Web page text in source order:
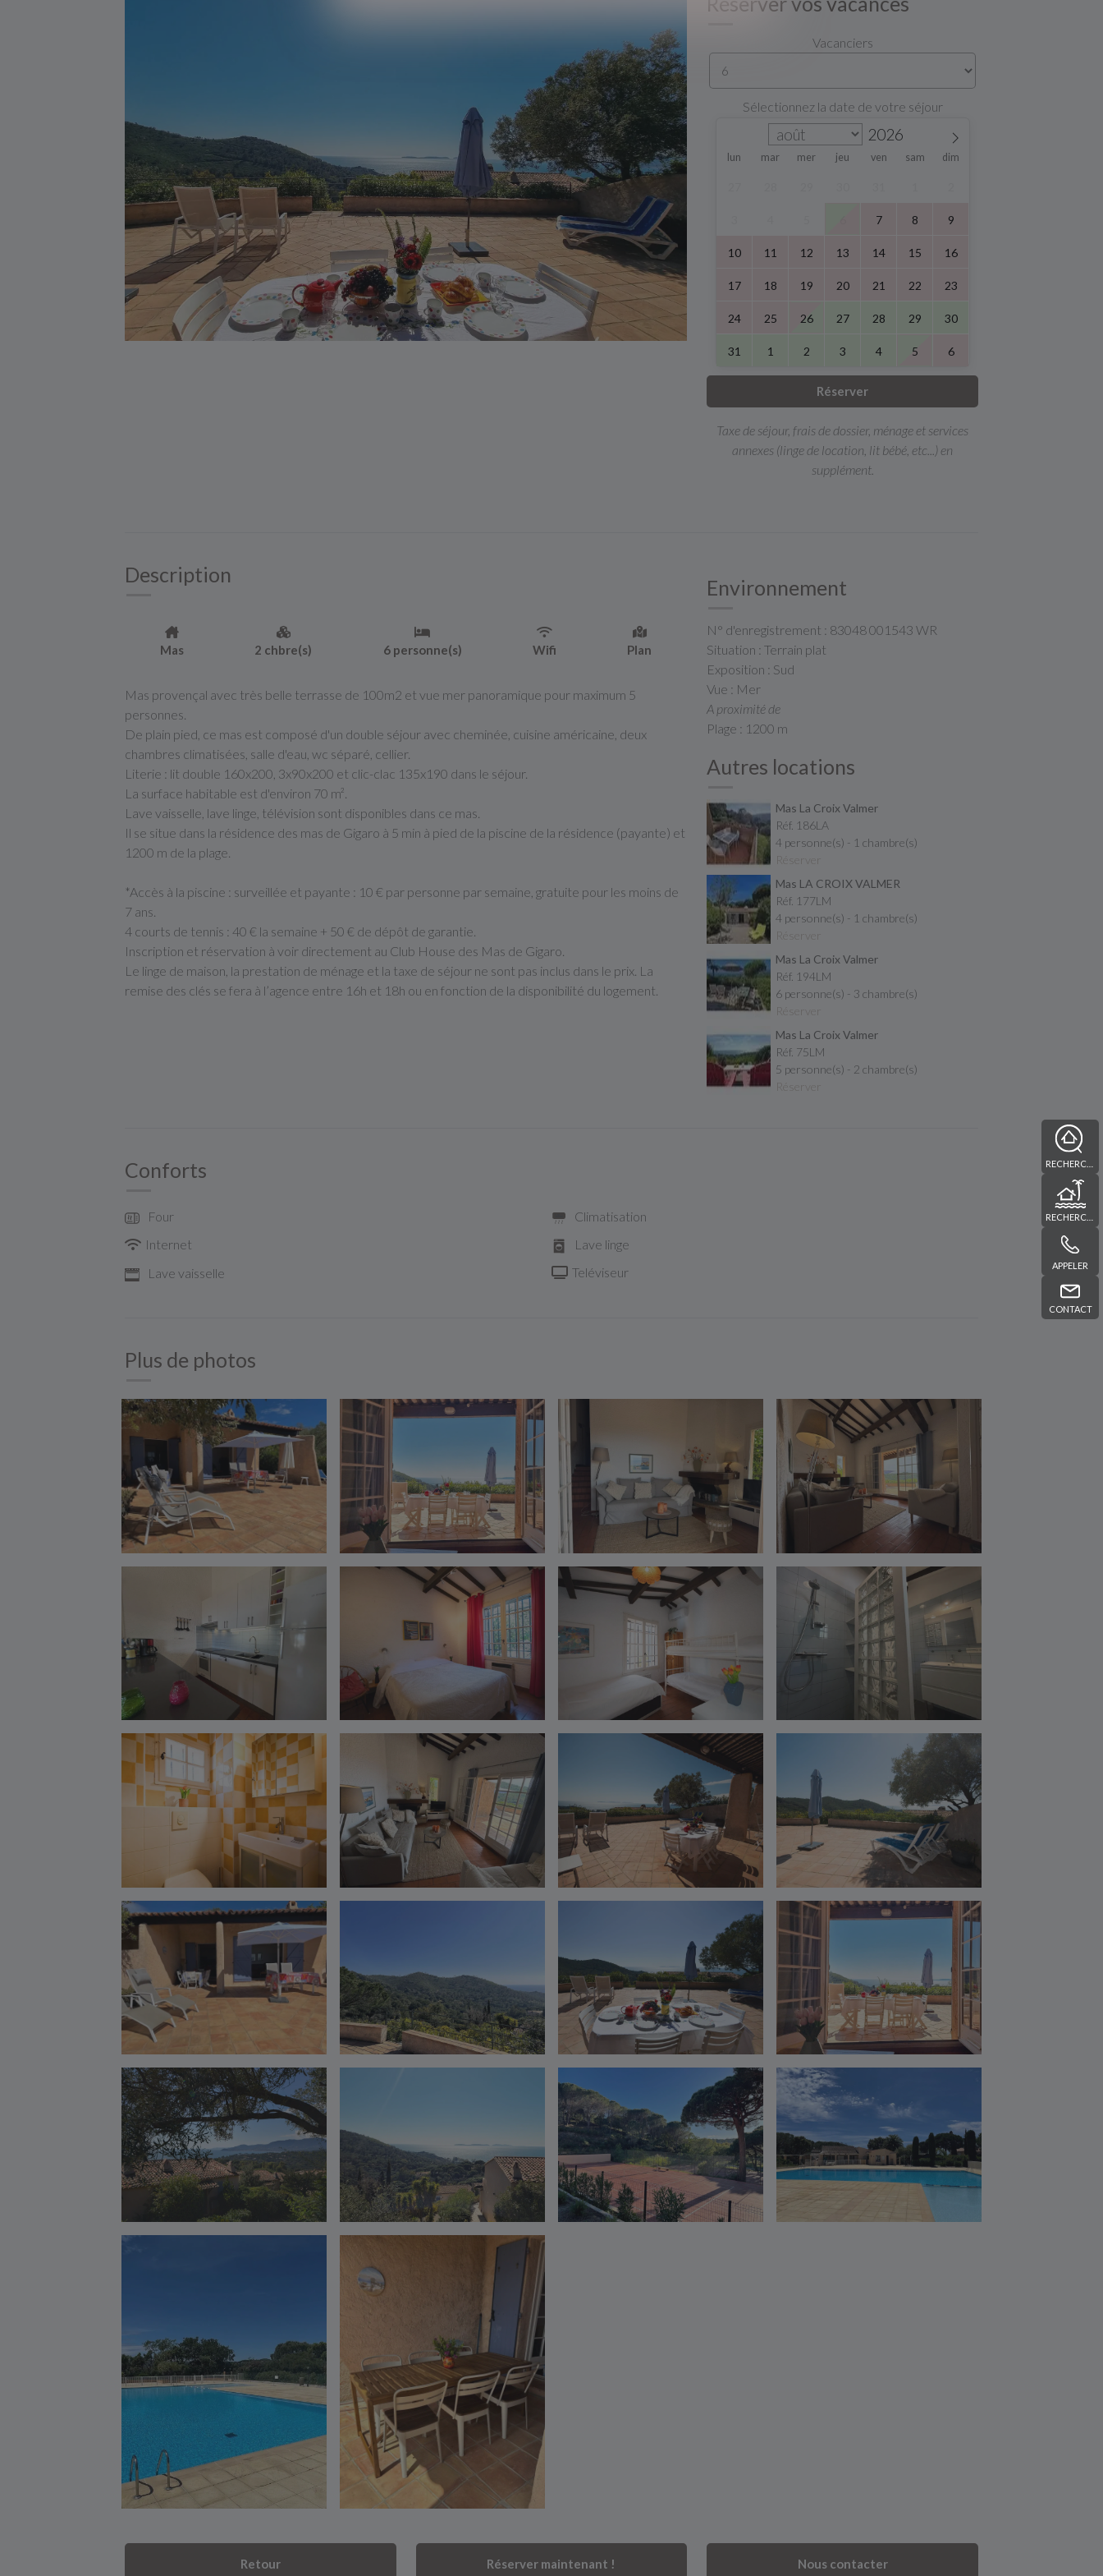
APPELER
CONTACT
Vacanciers
Sélectionnez la date de votre séjour
lun mar mer jeu ven sam dim
7 8 9
10 11 12 13 14 15 16
17 18 19 20 21 22 23
24 25 26 27 28 29 30
31 1 2 3 4 5 6
Réserver
Taxe de séjour, frais de dossier, ménage et services
annexes (linge de location, lit bébé, etc...) en
supplément.
Description
Mas 2 chbre(s) 6 personne(s) Wifi Plan
Mas provençal avec très belle terrasse de 100m2 et vue mer panoramique pour maximum 5
personnes.
De plain pied, ce mas est composé d'un double séjour avec cheminée, cuisine américaine, deux
chambres climatisées, salle d'eau, wc séparé, cellier.
Literie : lit double 160x200, 3x90x200 et clic-clac 135x190 dans le séjour.
La surface habitable est d'environ 70 m².
Lave vaisselle, lave linge, télévision sont disponibles dans ce mas.
Il se situe dans la résidence des mas de Gigaro à 5 min à pied de la piscine de la résidence (payante) et
1200 m de la plage.
*Accès à la piscine : surveillée et payante : 10 € par personne par semaine, gratuite pour les moins de
7 ans.
4 courts de tennis : 40 € la semaine + 50 € de dépôt de garantie.
Inscription et réservation à voir directement au Club House des Mas de Gigaro.
Le linge de maison, la prestation de ménage et la taxe de séjour ne sont pas inclus dans le prix. La
remise des clés se fera à l’agence entre 16h et 18h ou en fonction de la disponibilité du logement.
Environnement
N° d'enregistrement : 83048 001543 WR
Situation : Terrain plat
Exposition : Sud
Vue : Mer
A proximité de
Plage : 1200 m
Autres locations
Mas La Croix Valmer
Réf. 186LA
4 personne(s) - 1 chambre(s)
Réserver
Mas LA CROIX VALMER
Réf. 177LM
4 personne(s) - 1 chambre(s)
Réserver
Mas La Croix Valmer
Réf. 194LM
6 personne(s) - 3 chambre(s)
Réserver
Mas La Croix Valmer
Réf. 75LM
5 personne(s) - 2 chambre(s)
Réserver
Conforts
Four
Climatisation
Internet
Lave linge
Lave vaisselle
Teléviseur
Plus de photos
Retour Réserver maintenant ! Nous contacter